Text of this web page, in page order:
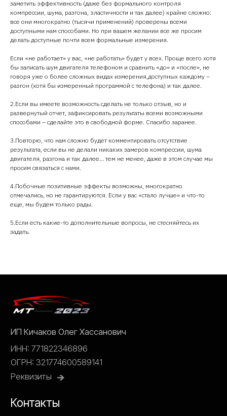
заметить эффективность (даже без формального контроля
компрессии, шума, разгона, эластичности и так далее) крайне сложно:
все они многократно (тысячи применений) проверены всеми
доступными нам способами. Но при вашем желании все же просим
делать доступные почти всем формальные измерения.
Если «не работает» у вас, «не работать» будет у всех. Проще всего хотя
бы записать шум двигателя телефоном и сравнить «до» и «после», не
говоря уже о более сложных видах измерения,доступных каждому –
разгон (хотя бы измеренный программой с телефона) и так далее.
2.Если вы имеете возможность сделать не только отзыв, но и
развернутый отчет, зафиксировать результаты всеми возможными
способами – сделайте это в свободной форме. Спасибо заранее.
3.Повторю, что нам сложно будет комментировать отсутствие
результата, если вы не делали никаких замеров компрессии, шума
двигателя, разгона и так далее… тем не менее, даже в этом случае мы
просим связаться с нами.
4.Побочные позитивные эффекты возможны, многократно
отмечались, но не гарантируются. Если у вас «стало лучше» и что-то
еще, мы будем только рады.
5.Если есть какие-то дополнительные вопросы, не стесняйтесь их
задать.
Политика обработки персональных данных
Пользовательское соглашение
+7 915 325-55-25
Контакты
© Создание сайта